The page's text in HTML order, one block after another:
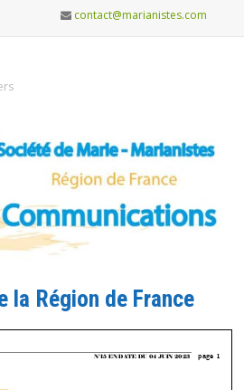
contact@marianistes.com
la Région de France